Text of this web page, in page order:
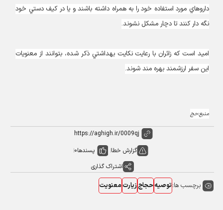
داروهاي مورد استفاده خود را به همراه داشته باشند و يا در كيف دستي خود
نگه دار كنند تا دچار مشكل نشوند.
اميد است كه زائران با رعايت نكايت بهداشتي ذكر شده، بتوانند از معنويات
اين سفر ارزشمند بهره مند شوند.
منبع:حج
گزارش خطا پسندها0
اشتراک گذاری
برچسب ها:توصیهحجاجزیارتمعنویت